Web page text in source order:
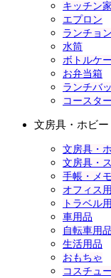
キッチン
エプロン
ランチョ
水筒
ボトルケ
お弁当箱
ランチバ
コースター
文房具・ホビ
文房具・
文房具・
手帳・メ
オフィス
トラベル
車用品
自転車用品
生活用品
おもちゃ
コスチュ